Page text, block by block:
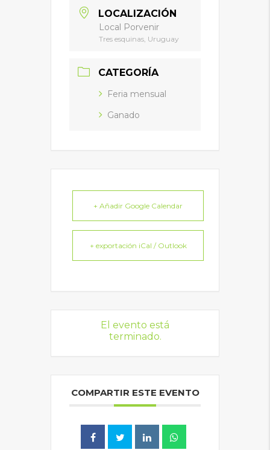
LOCALIZACIÓN
Local Porvenir
Tres esquinas, Uruguay
CATEGORÍA
Feria mensual
Ganado
+ Añadir Google Calendar
+ exportación iCal / Outlook
El evento está
terminado.
COMPARTIR ESTE EVENTO